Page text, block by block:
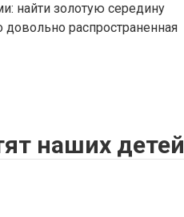
найти золотую середину
распространенная
наших детей